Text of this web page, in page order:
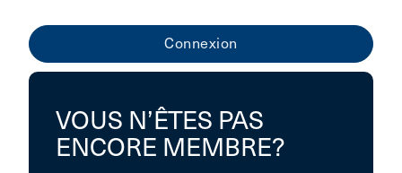
VOUS N’ÊTES PAS
ENCORE MEMBRE?